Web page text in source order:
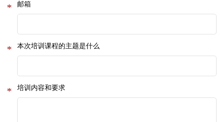
* 邮箱
* 本次培训课程的主题是什么
* 培训内容和要求